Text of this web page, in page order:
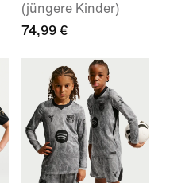
(jüngere Kinder)
74,99 €